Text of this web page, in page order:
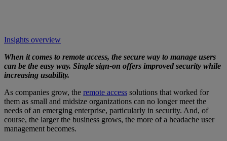
Insights overview
When it comes to remote access, the secure way to manage users
can be the easy way. Single sign-on offers improved security while
increasing usability.
As companies grow, the remote access solutions that worked for
them as small and midsize organizations can no longer meet the
needs of an emerging enterprise, particularly in security. And, of
course, the larger the business grows, the more of a headache user
management becomes.